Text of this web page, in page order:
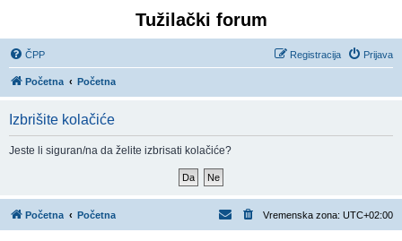
Tužilački forum
ČPP Prijava
Registracija
Početna Početna
Izbrišite kolačiće
Jeste li siguran/na da želite izbrisati kolačiće?
Početna Početna Vremenska zona: UTC+02:00